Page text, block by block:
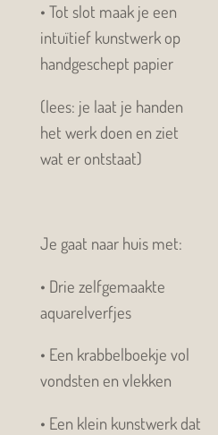
• Tot slot maak je een
intuïtief kunstwerk op
handgeschept papier
(lees: je laat je handen
het werk doen en ziet
wat er ontstaat)
Je gaat naar huis met:
• Drie zelfgemaakte
aquarelverfjes
• Een krabbelboekje vol
vondsten en vlekken
• Een klein kunstwerk dat